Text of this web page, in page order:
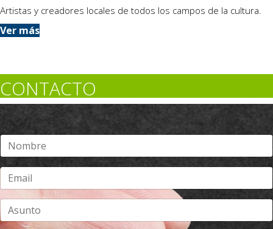
Artistas y creadores locales de todos los campos de la cultura.
Ver más
CONTACTO